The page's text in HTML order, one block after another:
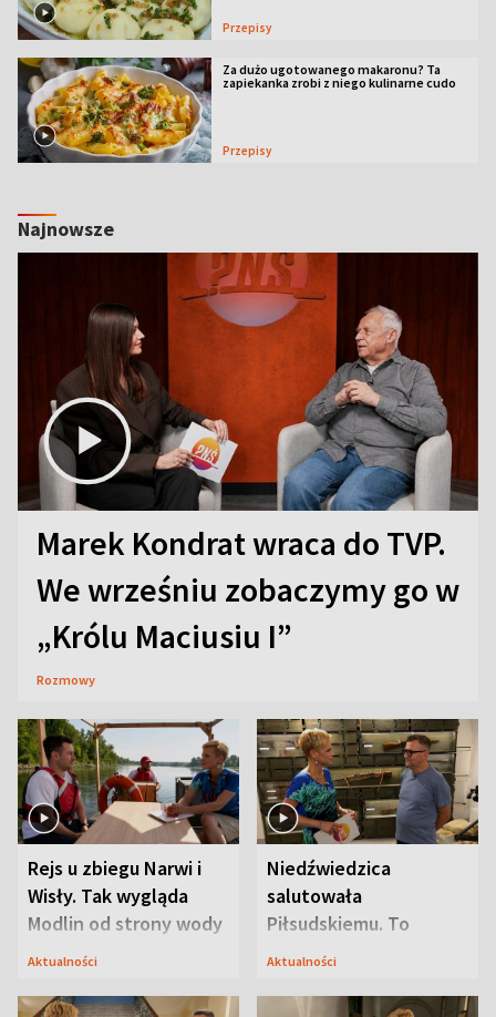
Przepisy
Za dużo ugotowanego makaronu? Ta
zapiekanka zrobi z niego kulinarne cudo
Przepisy
Najnowsze
Marek Kondrat wraca do TVP.
We wrześniu zobaczymy go w
„Królu Maciusiu I”
Rozmowy
Rejs u zbiegu Narwi i
Wisły. Tak wygląda
Modlin od strony wody
Aktualności
Niedźwiedzica
salutowała
Piłsudskiemu. To
niejedyna tajemnica
Aktualności